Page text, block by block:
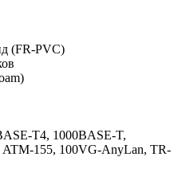
(FR-PVC)
T4, 1000BASE-T,
155, 100VG-AnyLan, TR-